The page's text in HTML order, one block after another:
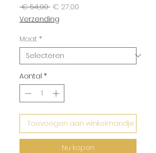
€ 54,00 Normale
€ 27,00
Verzending
Maat *
Aantal *
Toevoegen aan winkelmandje
Nu kopen